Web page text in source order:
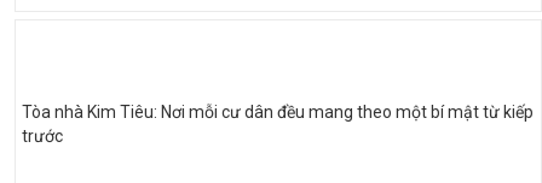
Tòa nhà Kim Tiêu: Nơi mỗi cư dân đều mang theo một bí mật từ kiếp
trước